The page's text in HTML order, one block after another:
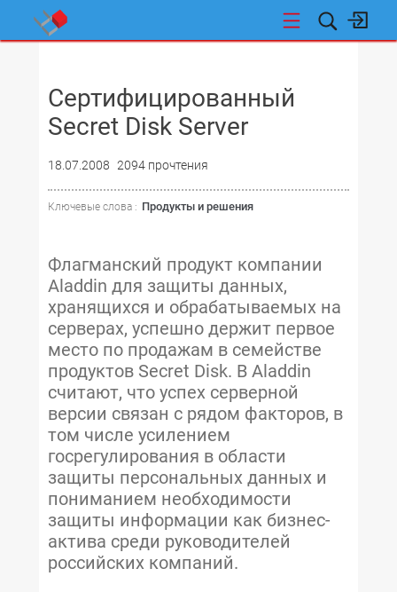
Сертифицированный
Secret Disk Server
18.07.2008 2094 прочтения
Ключевые слова : Продукты и решения
Флагманский продукт компании
Aladdin для защиты данных,
хранящихся и обрабатываемых на
серверах, успешно держит первое
место по продажам в семействе
продуктов Secret Disk. В Aladdin
считают, что успех серверной
версии связан с рядом факторов, в
том числе усилением
госрегулирования в области
защиты персональных данных и
пониманием необходимости
защиты информации как бизнес-
актива среди руководителей
российских компаний.